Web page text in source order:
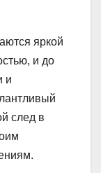
яркой
и до
и
след в